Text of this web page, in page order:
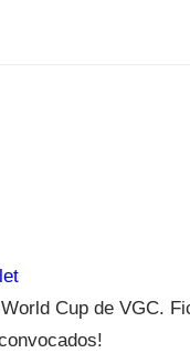
Cup de VGC.